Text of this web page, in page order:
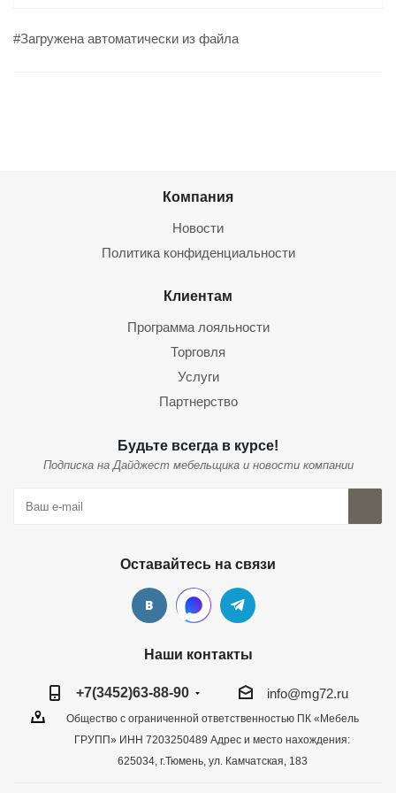
#Загружена автоматически из файла
Компания
Новости
Политика конфиденциальности
Клиентам
Программа лояльности
Торговля
Услуги
Партнерство
Будьте всегда в курсе!
Подписка на Дайджест мебельщика и новости компании
Оставайтесь на связи
Наши контакты
+7(3452)63-88-90 info@mg72.ru
Общество с ограниченной ответственностью ПК «Мебель
ГРУПП» ИНН 7203250489 Адрес и место нахождения:
625034, г.Тюмень, ул. Камчатская, 183